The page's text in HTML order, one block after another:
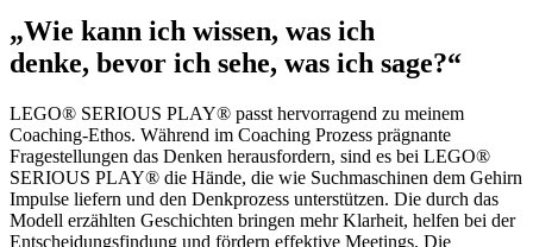
„Wie kann ich wissen, was ich
denke, bevor ich sehe, was ich sage?“
LEGO® SERIOUS PLAY® passt hervorragend zu meinem
Coaching-Ethos. Während im Coaching Prozess prägnante
Fragestellungen das Denken herausfordern, sind es bei LEGO®
SERIOUS PLAY® die Hände, die wie Suchmaschinen dem Gehirn
Impulse liefern und den Denkprozess unterstützen. Die durch das
Modell erzählten Geschichten bringen mehr Klarheit, helfen bei der
Entscheidungsfindung und fördern effektive Meetings. Die